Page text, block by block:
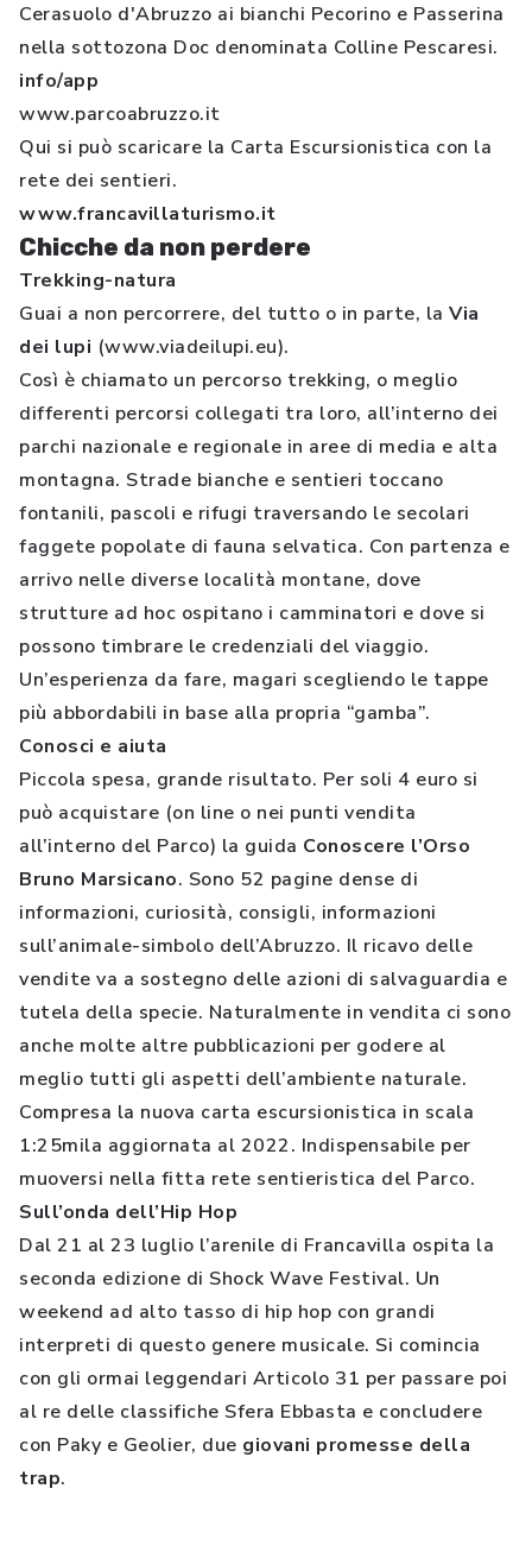
Cerasuolo d'Abruzzo ai bianchi Pecorino e Passerina
nella sottozona Doc denominata Colline Pescaresi.
info/app
www.parcoabruzzo.it
Qui si può scaricare la Carta Escursionistica con la
rete dei sentieri.
www.francavillaturismo.it
Chicche da non perdere
Trekking-natura
Guai a non percorrere, del tutto o in parte, la Via
dei lupi (www.viadeilupi.eu).
Così è chiamato un percorso trekking, o meglio
differenti percorsi collegati tra loro, all’interno dei
parchi nazionale e regionale in aree di media e alta
montagna. Strade bianche e sentieri toccano
fontanili, pascoli e rifugi traversando le secolari
faggete popolate di fauna selvatica. Con partenza e
arrivo nelle diverse località montane, dove
strutture ad hoc ospitano i camminatori e dove si
possono timbrare le credenziali del viaggio.
Un’esperienza da fare, magari scegliendo le tappe
più abbordabili in base alla propria “gamba”.
Conosci e aiuta
Piccola spesa, grande risultato. Per soli 4 euro si
può acquistare (on line o nei punti vendita
all’interno del Parco) la guida Conoscere l’Orso
Bruno Marsicano. Sono 52 pagine dense di
informazioni, curiosità, consigli, informazioni
sull’animale-simbolo dell’Abruzzo. Il ricavo delle
vendite va a sostegno delle azioni di salvaguardia e
tutela della specie. Naturalmente in vendita ci sono
anche molte altre pubblicazioni per godere al
meglio tutti gli aspetti dell’ambiente naturale.
Compresa la nuova carta escursionistica in scala
1:25mila aggiornata al 2022. Indispensabile per
muoversi nella fitta rete sentieristica del Parco.
Sull’onda dell’Hip Hop
Dal 21 al 23 luglio l’arenile di Francavilla ospita la
seconda edizione di Shock Wave Festival. Un
weekend ad alto tasso di hip hop con grandi
interpreti di questo genere musicale. Si comincia
con gli ormai leggendari Articolo 31 per passare poi
al re delle classifiche Sfera Ebbasta e concludere
con Paky e Geolier, due giovani promesse della
trap.